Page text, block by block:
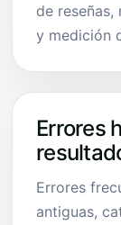
de reseñas,
y medición
Errores
Errores
antiguas,